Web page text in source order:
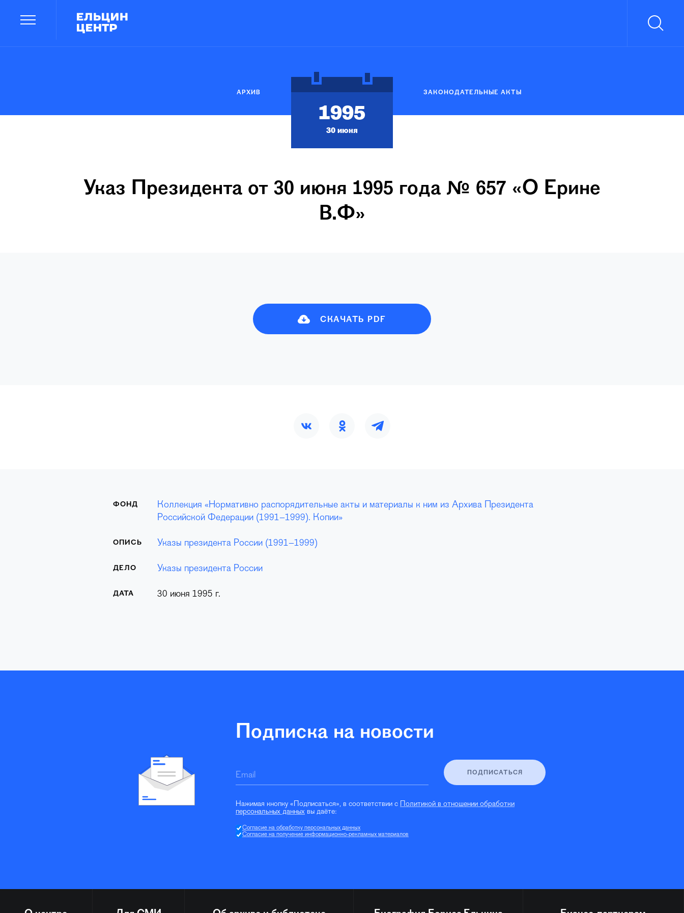
АРХИВ
1995
30 июня
ЗАКОНОДАТЕЛЬНЫЕ АКТЫ
Указ Президента от 30 июня 1995 года № 657 «О Ерине
В.Ф»
СКАЧАТЬ PDF
ФОНД
Коллекция «Нормативно распорядительные акты и материалы к ним из Архива Президента
Российской Федерации (1991–1999). Копии»
ОПИСЬ Указы президента России (1991–1999)
ДЕЛО Указы президента России
ДАТА 30 июня 1995 г.
Подписка на новости
Email ПОДПИСАТЬСЯ
Нажимая кнопку «Подписаться», в соответствии с Политикой в отношении обработки
персональных данных вы даёте:
Согласие на обработку персональных данных
Согласие на получение информационно-рекламных материалов